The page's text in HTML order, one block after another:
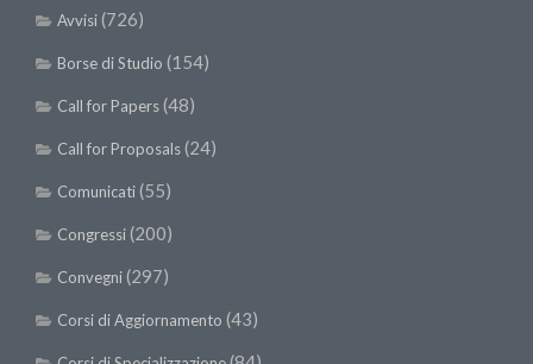
Avvisi(726)
Borse di Studio (154)
Call for Papers(48)
Call for Proposals(24)
Comunicati(55)
Congressi(200)
Convegni(297)
Corsi di Aggiornamento (43)